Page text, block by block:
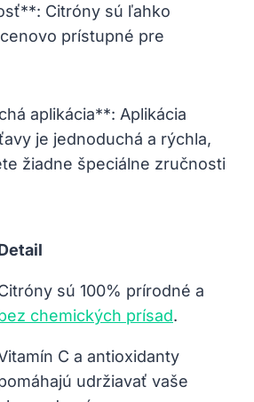
Citróny sú ľahko
prístupné pre
aplikácia**: Aplikácia
je jednoduchá a rýchla,
žiadne špeciálne zručnosti
sú 100% prírodné a
chemických prísad.
C a antioxidanty
udržiavať vaše